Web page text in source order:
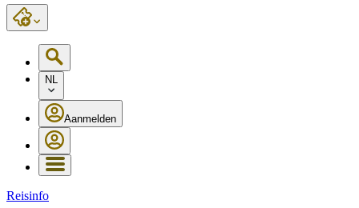
NL
Aanmelden
Reisinfo